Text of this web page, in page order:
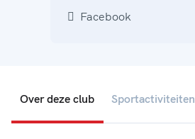
Facebook
Over deze club Sportactiviteiten